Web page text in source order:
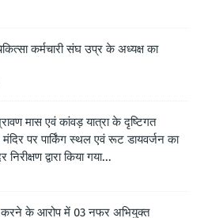
कर्मचारी संघ उप्र के अध्यक्ष का
मास एवं कांवड़ यात्रा के दृष्टिगत
पर पार्किंग स्थल एवं रूट डायवर्जन का
निरीक्षण द्वारा किया गया...
करने के आरोप में 03 नफर अभियुक्त